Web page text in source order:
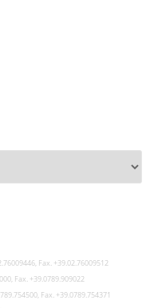
Fax. +39.02.76009512
Fax. +39.0789.909022
Fax. +39.0789.754371